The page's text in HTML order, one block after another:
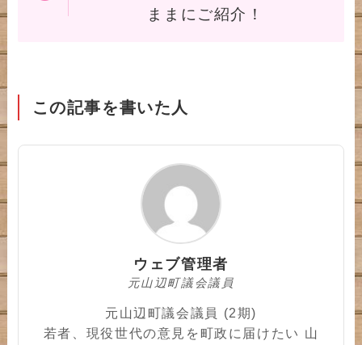
ままにご紹介！
この記事を書いた人
ウェブ管理者
元山辺町議会議員
元山辺町議会議員 (2期)
若者、現役世代の意見を町政に届けたい 山